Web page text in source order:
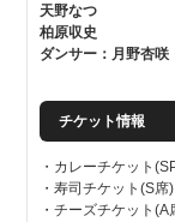
天野なつ
柏原収史
ダンサー：月野杏咲
チケット情報
・カレーチケッ
・寿司チケット
・チーズチケット